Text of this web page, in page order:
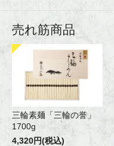
売れ筋商品
三輪素麺「三輪の誉」
1700g
4,320円(税込)